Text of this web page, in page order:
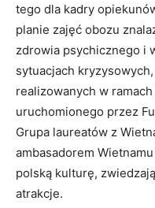
tego dla kadry
planie zajęć obozu
zdrowia psychicznego i
sytuacjach
realizowanych w ramach
uruchomionego przez
Grupa laureatów z
ambasadorem
polską kulturę,
atrakcje.